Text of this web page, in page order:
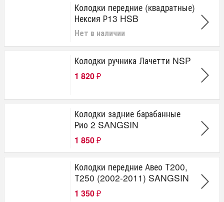
Колодки передние (квадратные)
Нексия Р13 HSB
Нет в наличии
Колодки ручника Лачетти NSP
1 820 ₽
Колодки задние барабанные
Рио 2 SANGSIN
1 850 ₽
Колодки передние Авео Т200,
Т250 (2002-2011) SANGSIN
1 350 ₽